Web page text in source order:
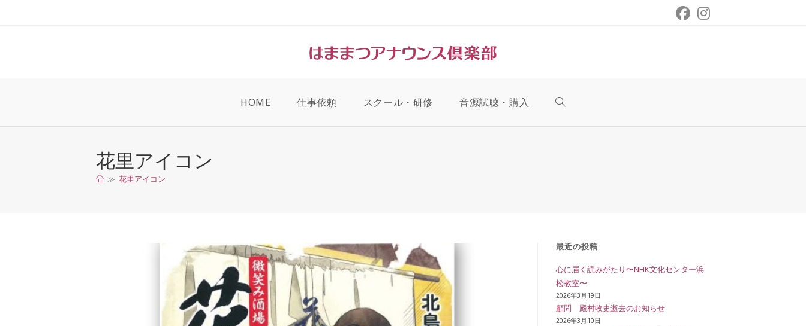
ッ
HOME 仕事依頼 スクール・研修 音源試聴・購入 ウ
サ
イ
花里アイコン
≫ 花里アイコン
最近の投稿
心に届く読みがたり〜NHK文化センター浜
松教室〜
2026年3月19日
顧問 殿村收史逝去のお知らせ
2026年3月10日